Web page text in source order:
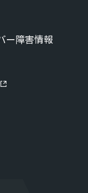
ー障害情報